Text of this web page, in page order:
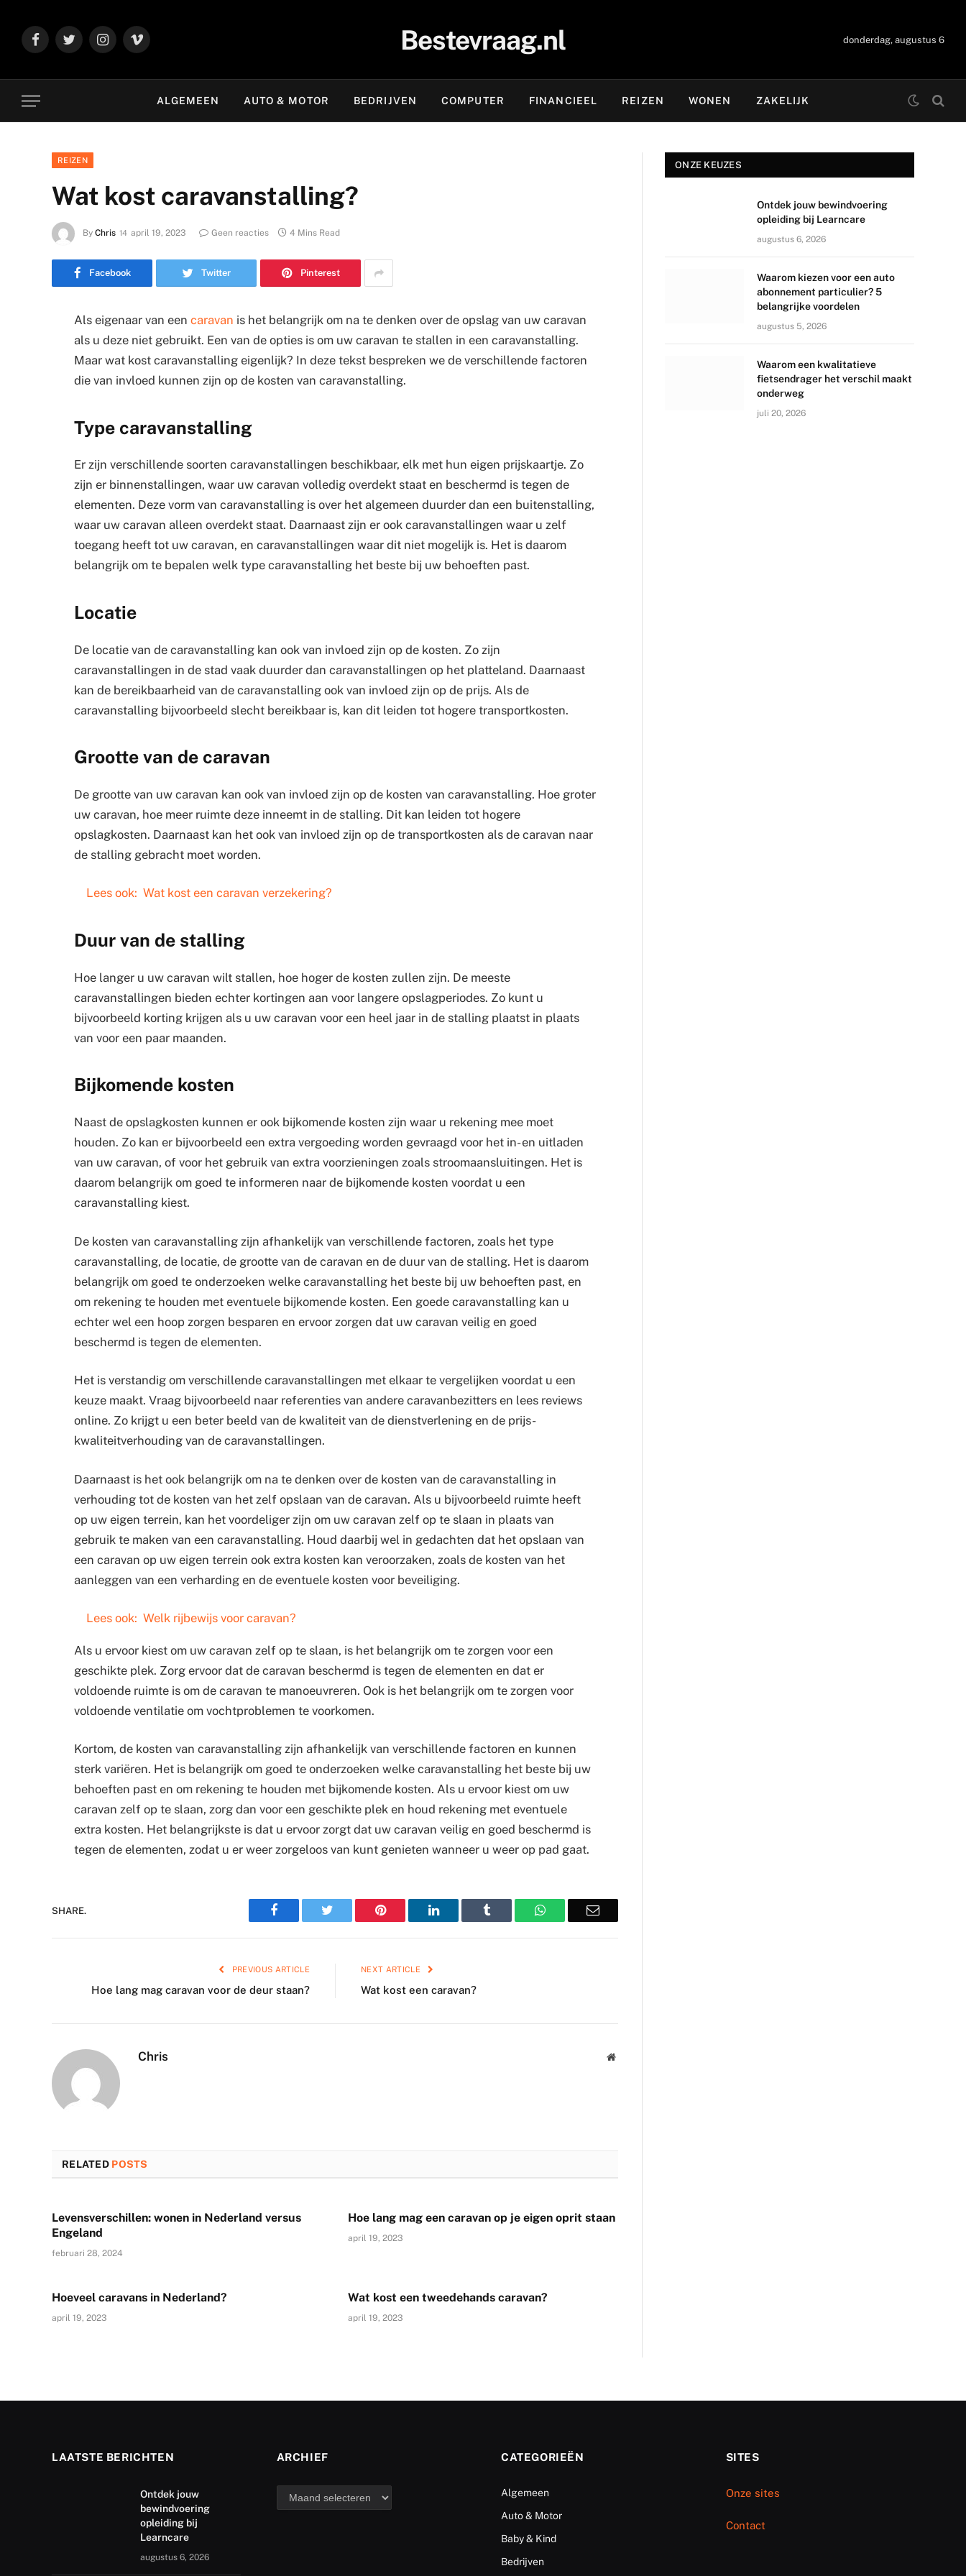
FacebookTwitter Instagram
Vimeo Bestevraag.nl donderdag, augustus 6
ALGEMEEN AUTO & MOTOR BEDRIJVEN COMPUTER FINANCIEEL REIZEN WONEN ZAKELIJK
REIZEN
Wat kost caravanstalling?
By Chris april 19, 2023 Geen reacties 4 Mins Read
Facebook Twitter Pinterest
Als eigenaar van een caravan is het belangrijk om na te denken over de opslag van uw caravan
als u deze niet gebruikt. Een van de opties is om uw caravan te stallen in een caravanstalling.
Maar wat kost caravanstalling eigenlijk? In deze tekst bespreken we de verschillende factoren
die van invloed kunnen zijn op de kosten van caravanstalling.
Type caravanstalling
Er zijn verschillende soorten caravanstallingen beschikbaar, elk met hun eigen prijskaartje. Zo
zijn er binnenstallingen, waar uw caravan volledig overdekt staat en beschermd is tegen de
elementen. Deze vorm van caravanstalling is over het algemeen duurder dan een buitenstalling,
waar uw caravan alleen overdekt staat. Daarnaast zijn er ook caravanstallingen waar u zelf
toegang heeft tot uw caravan, en caravanstallingen waar dit niet mogelijk is. Het is daarom
belangrijk om te bepalen welk type caravanstalling het beste bij uw behoeften past.
Locatie
De locatie van de caravanstalling kan ook van invloed zijn op de kosten. Zo zijn
caravanstallingen in de stad vaak duurder dan caravanstallingen op het platteland. Daarnaast
kan de bereikbaarheid van de caravanstalling ook van invloed zijn op de prijs. Als de
caravanstalling bijvoorbeeld slecht bereikbaar is, kan dit leiden tot hogere transportkosten.
Grootte van de caravan
De grootte van uw caravan kan ook van invloed zijn op de kosten van caravanstalling. Hoe groter
uw caravan, hoe meer ruimte deze inneemt in de stalling. Dit kan leiden tot hogere
opslagkosten. Daarnaast kan het ook van invloed zijn op de transportkosten als de caravan naar
de stalling gebracht moet worden.
Lees ook: Wat kost een caravan verzekering?
Duur van de stalling
Hoe langer u uw caravan wilt stallen, hoe hoger de kosten zullen zijn. De meeste
caravanstallingen bieden echter kortingen aan voor langere opslagperiodes. Zo kunt u
bijvoorbeeld korting krijgen als u uw caravan voor een heel jaar in de stalling plaatst in plaats
van voor een paar maanden.
Bijkomende kosten
Naast de opslagkosten kunnen er ook bijkomende kosten zijn waar u rekening mee moet
houden. Zo kan er bijvoorbeeld een extra vergoeding worden gevraagd voor het in- en uitladen
van uw caravan, of voor het gebruik van extra voorzieningen zoals stroomaansluitingen. Het is
daarom belangrijk om goed te informeren naar de bijkomende kosten voordat u een
caravanstalling kiest.
De kosten van caravanstalling zijn afhankelijk van verschillende factoren, zoals het type
caravanstalling, de locatie, de grootte van de caravan en de duur van de stalling. Het is daarom
belangrijk om goed te onderzoeken welke caravanstalling het beste bij uw behoeften past, en
om rekening te houden met eventuele bijkomende kosten. Een goede caravanstalling kan u
echter wel een hoop zorgen besparen en ervoor zorgen dat uw caravan veilig en goed
beschermd is tegen de elementen.
Het is verstandig om verschillende caravanstallingen met elkaar te vergelijken voordat u een
keuze maakt. Vraag bijvoorbeeld naar referenties van andere caravanbezitters en lees reviews
online. Zo krijgt u een beter beeld van de kwaliteit van de dienstverlening en de prijs-
kwaliteitverhouding van de caravanstallingen.
Daarnaast is het ook belangrijk om na te denken over de kosten van de caravanstalling in
verhouding tot de kosten van het zelf opslaan van de caravan. Als u bijvoorbeeld ruimte heeft
op uw eigen terrein, kan het voordeliger zijn om uw caravan zelf op te slaan in plaats van
gebruik te maken van een caravanstalling. Houd daarbij wel in gedachten dat het opslaan van
een caravan op uw eigen terrein ook extra kosten kan veroorzaken, zoals de kosten van het
aanleggen van een verharding en de eventuele kosten voor beveiliging.
Lees ook: Welk rijbewijs voor caravan?
Als u ervoor kiest om uw caravan zelf op te slaan, is het belangrijk om te zorgen voor een
geschikte plek. Zorg ervoor dat de caravan beschermd is tegen de elementen en dat er
voldoende ruimte is om de caravan te manoeuvreren. Ook is het belangrijk om te zorgen voor
voldoende ventilatie om vochtproblemen te voorkomen.
Kortom, de kosten van caravanstalling zijn afhankelijk van verschillende factoren en kunnen
sterk variëren. Het is belangrijk om goed te onderzoeken welke caravanstalling het beste bij uw
behoeften past en om rekening te houden met bijkomende kosten. Als u ervoor kiest om uw
caravan zelf op te slaan, zorg dan voor een geschikte plek en houd rekening met eventuele
extra kosten. Het belangrijkste is dat u ervoor zorgt dat uw caravan veilig en goed beschermd is
tegen de elementen, zodat u er weer zorgeloos van kunt genieten wanneer u weer op pad gaat.
SHARE. Facebook Twitter Pinterest LinkedIn Tumblr WhatsAppEmail
PREVIOUS ARTICLE
Hoe lang mag caravan voor de deur staan?
NEXT ARTICLE
Wat kost een caravan?
Chris Website
RELATED POSTS
Levensverschillen: wonen in Nederland versus
Engeland
februari 28, 2024
Hoe lang mag een caravan op je eigen oprit staan
april 19, 2023
Hoeveel caravans in Nederland?
april 19, 2023
Wat kost een tweedehands caravan?
april 19, 2023
ONZE KEUZES
Ontdek jouw bewindvoering
opleiding bij Learncare
augustus 6, 2026
Waarom kiezen voor een auto
abonnement particulier? 5
belangrijke voordelen
augustus 5, 2026
Waarom een kwalitatieve
fietsendrager het verschil maakt
onderweg
juli 20, 2026
LAATSTE BERICHTEN
Ontdek jouw
bewindvoering
opleiding bij
Learncare
augustus 6, 2026
ARCHIEF
archief
CATEGORIEËN
Algemeen
Auto & Motor
Baby & Kind
Bedrijven
SITES
Onze sites
Contact